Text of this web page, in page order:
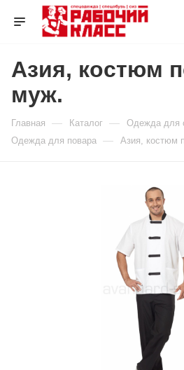
Азия, костюм
муж.
Главная — Каталог — Одежда для
Одежда для повара — Азия, костюм